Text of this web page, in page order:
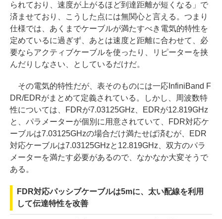
られており、速度が上がるほど到達距離が短くなる」で
済ませており、こうした点には無関心と言える。つまり
仕様では、あくまでケーブルが満たすべき電気的特性を
定めているに過ぎず、あとは速度と距離に合わせて、必
要ならアクティブケーブルを使ったり、リピーターを挟
んだりしなさい、としているだけだ。
その電気的特性だが、表そのものには一応InfiniBand F
DR/EDRがまとめて定義されている。しかし、周波数特
性については、FDRが7.03125GHz、EDRが12.819GHz
と、パラメーターが個別に用意されていて、FDR対応ケ
ーブルは7.03125GHzの場合だけ満たせば済むが、EDR
対応ケーブルは7.03125GHzと12.819GHz、双方のパラ
メーターを満たす必要があるので、なかなか大変そうで
ある。
FDR対応パッシブケーブルは5mに、太い配線を利用
して伝達特性を改善